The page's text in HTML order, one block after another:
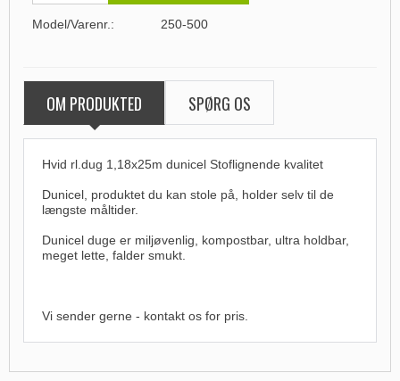
Model/Varenr.: 250-500
OM PRODUKTED SPØRG OS
Hvid rl.dug 1,18x25m dunicel Stoflignende kvalitet
Dunicel, produktet du kan stole på, holder selv til de
længste måltider.
Dunicel duge er miljøvenlig, kompostbar, ultra holdbar,
meget lette, falder smukt.
Vi sender gerne - kontakt os for pris.